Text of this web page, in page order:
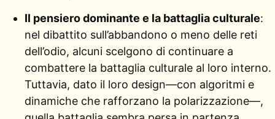
Il pensiero dominante e la battaglia culturale:
nel dibattito sull’abbandono o meno delle reti
dell’odio, alcuni scelgono di continuare a
combattere la battaglia culturale al loro interno.
Tuttavia, dato il loro design—con algoritmi e
dinamiche che rafforzano la polarizzazione—,